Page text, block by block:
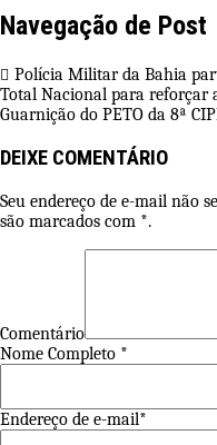
Navegação de Post
Polícia Militar da Bahia
Total Nacional para reforçar
Guarnição do PETO da 8ª
DEIXE COMENTÁRIO
Seu endereço de e-mail não
são marcados com *.
Comentário
Nome Completo *
Endereço de e-mail*